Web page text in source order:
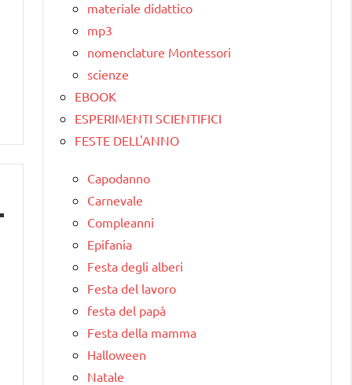
materiale didattico
mp3
nomenclature Montessori
scienze
EBOOK
ESPERIMENTI SCIENTIFICI
FESTE DELL'ANNO
Capodanno
Carnevale
Compleanni
Epifania
Festa degli alberi
Festa del lavoro
festa del papà
Festa della mamma
Halloween
Natale